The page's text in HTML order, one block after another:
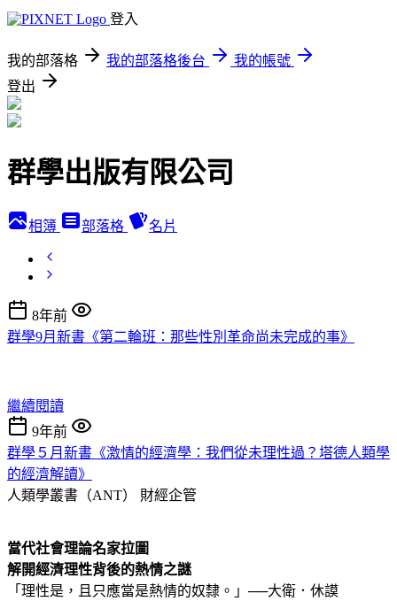
登入
我的部落格 我的部落格後台
我的帳號
登出
群學出版有限公司
相簿 部落格 名片
8年前
群學9月新書《第二輪班：那些性別革命尚未完成的事》
繼續閱讀
9年前
群學５月新書《激情的經濟學：我們從未理性過？塔德人類學
的經濟解讀》
人類學叢書（ANT） 財經企管
當代社會理論名家拉圖
解開經濟理性背後的熱情之謎
「理性是，且只應當是熱情的奴隸。」──大衛．休謨